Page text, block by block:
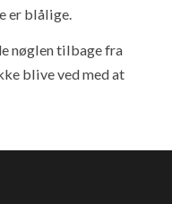
er blålige.
nøglen tilbage fra
blive ved med at